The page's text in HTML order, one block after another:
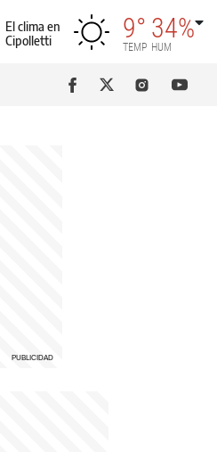
El clima en
Cipolletti
9°
TEMP
34%
HUM